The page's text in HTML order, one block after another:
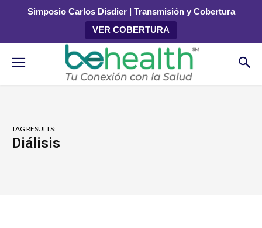
Simposio Carlos Disdier | Transmisión y Cobertura
VER COBERTURA
TAG RESULTS:
Diálisis